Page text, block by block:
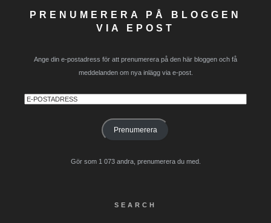
PRENUMERERA PÅ BLOGGEN
VIA EPOST
Ange din e-postadress för att prenumerera på den här bloggen och få
meddelanden om nya inlägg via e-post.
E-
Prenumerera
Gör som 1 073 andra, prenumerera du med.
SEARCH